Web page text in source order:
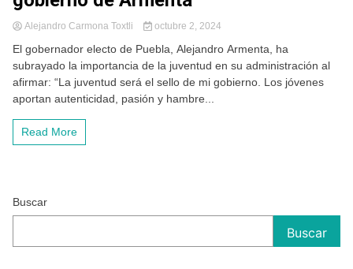
Alejandro Carmona Toxtli octubre 2, 2024
El gobernador electo de Puebla, Alejandro Armenta, ha
subrayado la importancia de la juventud en su administración al
afirmar: “La juventud será el sello de mi gobierno. Los jóvenes
aportan autenticidad, pasión y hambre...
Read More
Buscar
Buscar